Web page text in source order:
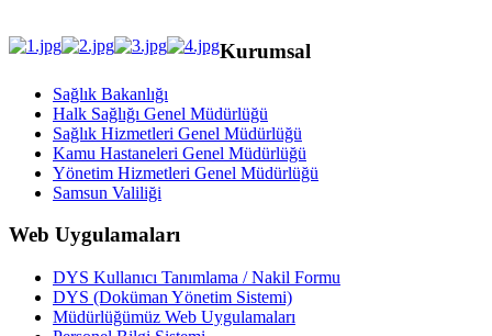
Kurumsal
Sağlık Bakanlığı
Halk Sağlığı Genel Müdürlüğü
Sağlık Hizmetleri Genel Müdürlüğü
Kamu Hastaneleri Genel Müdürlüğü
Yönetim Hizmetleri Genel Müdürlüğü
Samsun Valiliği
Web Uygulamaları
DYS Kullanıcı Tanımlama / Nakil Formu
DYS (Doküman Yönetim Sistemi)
Müdürlüğümüz Web Uygulamaları